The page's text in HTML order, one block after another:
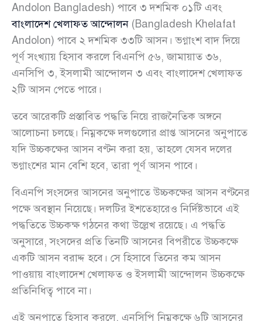
Andolon Bangladesh) পাবে ৩ দশমিক ০১টি এবং
বাংলাদেশ খেলাফত আন্দোলন (Bangladesh Khelafat
Andolon) পাবে ২ দশমিক ৩৩টি আসন। ভগ্নাংশ বাদ দিয়ে
পূর্ণ সংখ্যায় হিসাব করলে বিএনপি ৫৬, জামায়াত ৩৬,
এনসিপি ৩, ইসলামী আন্দোলন ৩ এবং বাংলাদেশ খেলাফত
২টি আসন পেতে পারে।
তবে আরেকটি প্রস্তাবিত পদ্ধতি নিয়ে রাজনৈতিক অঙ্গনে
আলোচনা চলছে। নিম্নকক্ষে দলগুলোর প্রাপ্ত আসনের অনুপাতে
যদি উচ্চকক্ষের আসন বণ্টন করা হয়, তাহলে যেসব দলের
ভগ্নাংশের মান বেশি হবে, তারা পূর্ণ আসন পাবে।
বিএনপি সংসদের আসনের অনুপাতে উচ্চকক্ষের আসন বণ্টনের
পক্ষে অবস্থান নিয়েছে। দলটির ইশতেহারেও নির্দিষ্টভাবে এই
পদ্ধতিতে উচ্চকক্ষ গঠনের কথা উল্লেখ রয়েছে। এ পদ্ধতি
অনুসারে, সংসদের প্রতি তিনটি আসনের বিপরীতে উচ্চকক্ষে
একটি আসন বরাদ্দ হবে। সে হিসাবে তিনের কম আসন
পাওয়ায় বাংলাদেশ খেলাফত ও ইসলামী আন্দোলন উচ্চকক্ষে
প্রতিনিধিত্ব পাবে না।
এই অনুপাতে হিসাব করলে, এনসিপি নিম্নকক্ষে ৬টি আসনের